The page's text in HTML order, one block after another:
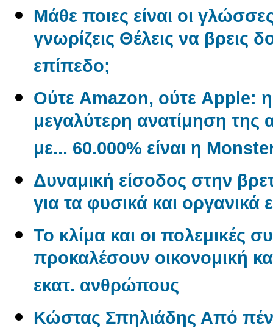
Μάθε ποιες είναι οι
γνωρίζεις Θέλεις να βρεις
επίπεδο;
Ούτε Amazon, ούτε Apple: η
μεγαλύτερη ανατίμηση της
με... 60.000% είναι η
Δυναμική είσοδος στην
για τα φυσικά και οργανικά
Το κλίμα και οι πολεμικές
προκαλέσουν οικονομική
εκατ. ανθρώπους
Κώστας Σπηλιάδης Από